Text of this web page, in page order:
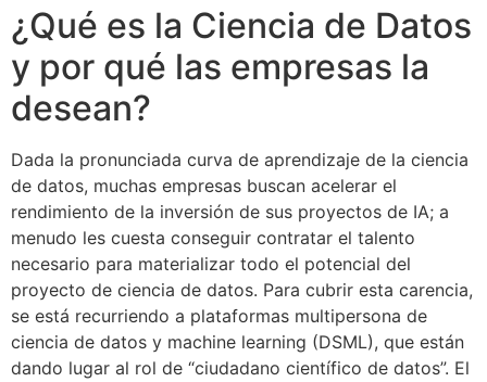
¿Qué es la Ciencia de Datos
y por qué las empresas la
desean?
Dada la pronunciada curva de aprendizaje de la ciencia
de datos, muchas empresas buscan acelerar el
rendimiento de la inversión de sus proyectos de IA; a
menudo les cuesta conseguir contratar el talento
necesario para materializar todo el potencial del
proyecto de ciencia de datos. Para cubrir esta carencia,
se está recurriendo a plataformas multipersona de
ciencia de datos y machine learning (DSML), que están
dando lugar al rol de “ciudadano científico de datos”. El